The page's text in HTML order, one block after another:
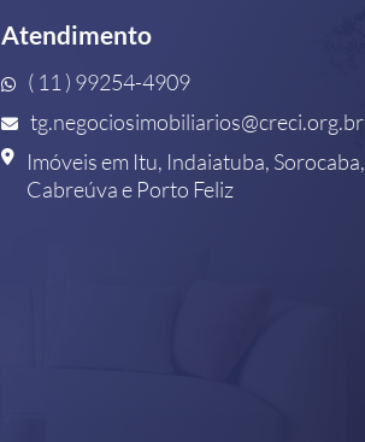
Atendimento
( 11 ) 99254-4909
tg.negociosimobiliarios@creci.org.br
Imóveis em Itu, Indaiatuba, Sorocaba,
Cabreúva e Porto Feliz